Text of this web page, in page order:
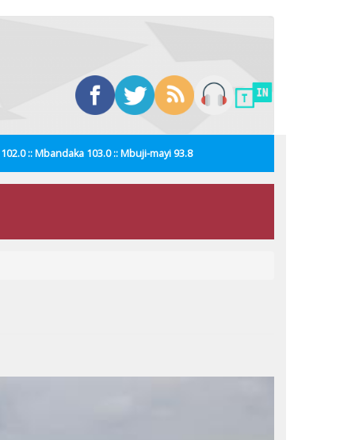
:: Mbandaka 103.0 :: Mbuji-mayi 93.8